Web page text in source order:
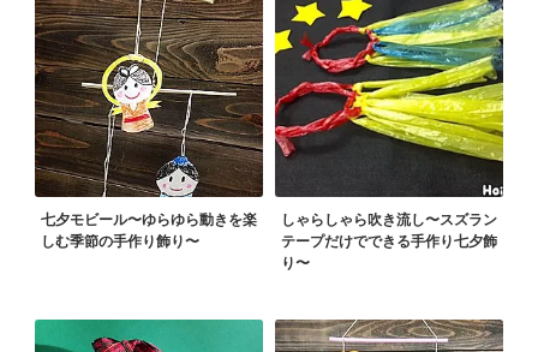
七夕モビール〜ゆらゆら動きを楽
しむ季節の手作り飾り〜
しゃらしゃら吹き流し〜スズラン
テープだけでできる手作り七夕飾
り〜